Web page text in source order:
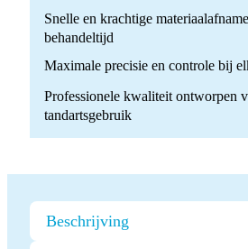
Snelle en krachtige
behandeltijd
Maximale precisie en controle bij
Professionele kwaliteit ontworpen
tandartsgebruik
Beschrijving